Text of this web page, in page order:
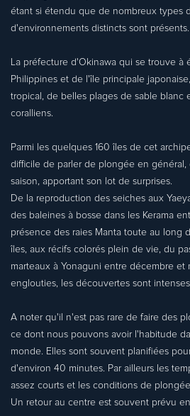
étant si étendu que de nombreux types
d'environnements distincts sont présents.
La préfecture d'Okinawa qui se trouve à
Philippines et de l'île principale
tropical, de belles plages de sable blanc
coralliens.
Parmi les quelques 160 îles de cet
difficile de parler de plongée en général,
saison, apportant son lot de surprises.
De la reproduction des seiches aux
des baleines à bosse dans les Kerama
présence des raies Manta toute au long
îles, aux récifs colorés plein de vie, du
marteaux à Yonaguni entre décembre et
englouties, les découvertes sont
A noter qu'il n'est pas rare de faire des
ce dont nous pouvons avoir l'habitude
monde. Elles sont souvent planifiées
d'environ 40 minutes. Par ailleurs les
assez courts et les conditions de
Un retour au centre est souvent prévu